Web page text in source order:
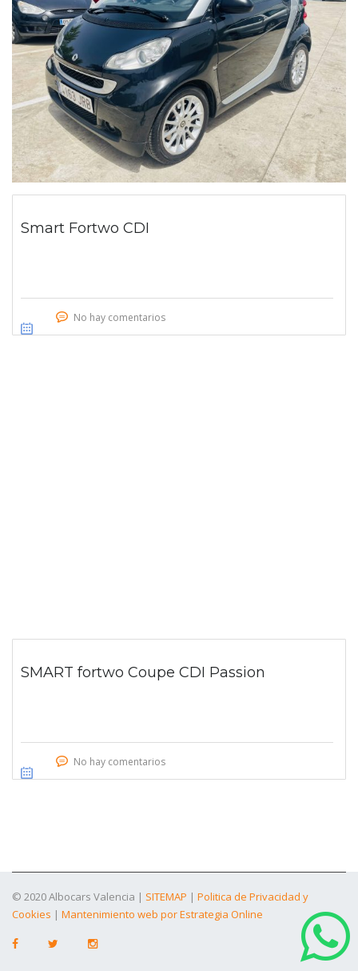
Smart Fortwo CDI
No hay comentarios
SMART fortwo Coupe CDI Passion
No hay comentarios
© 2020 Albocars Valencia | SITEMAP | Politica de Privacidad y
Cookies | Mantenimiento web por Estrategia Online